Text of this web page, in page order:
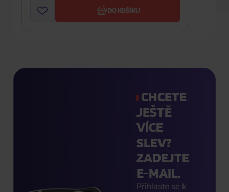
DO KOŠÍKU
CHCETE
JEŠTĚ
VÍCE
SLEV?
ZADEJTE
E-MAIL.
Přihlaste se k